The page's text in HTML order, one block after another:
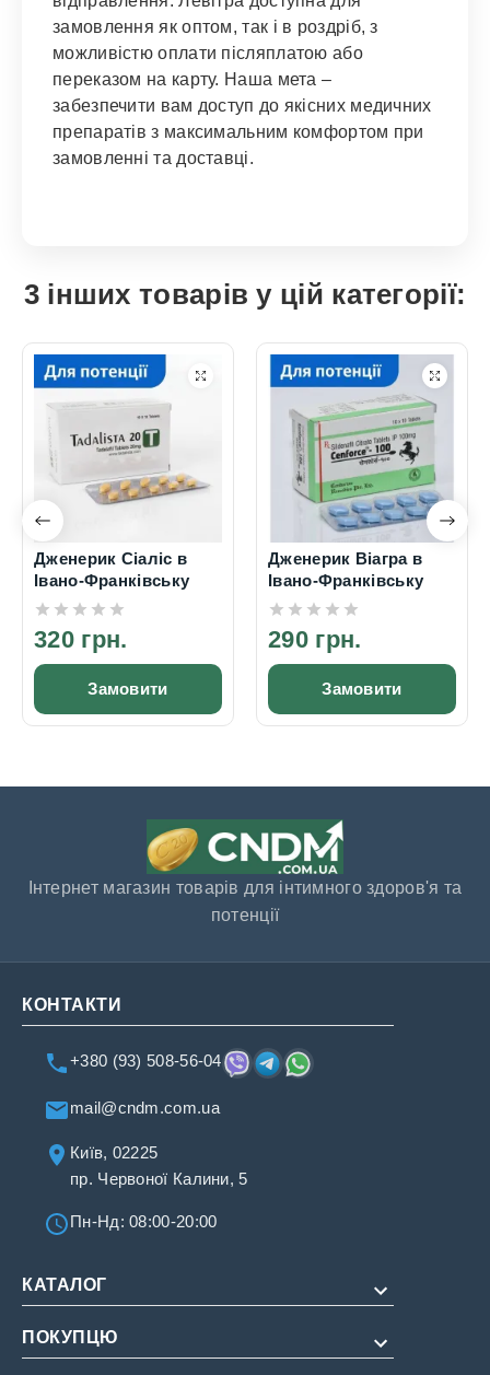
замовлення як оптом, так і в роздріб, з
можливістю оплати післяплатою або
переказом на карту. Наша мета –
забезпечити вам доступ до якісних медичних
препаратів з максимальним комфортом при
замовленні та доставці.
3 інших товарів у цій категорії:
Дженерик Сіаліс в
Івано-Франківську
320 грн.
Замовити
Дженерик Віагра в
Івано-Франківську
290 грн.
Замовити
Інтернет магазин товарів для інтимного здоров'я та
потенції
КОНТАКТИ
+380 (93) 508-56-04
mail@cndm.com.ua
Київ, 02225
пр. Червоної Калини, 5
Пн-Нд: 08:00-20:00
КАТАЛОГ
Для потенції
ПОКУПЦЮ